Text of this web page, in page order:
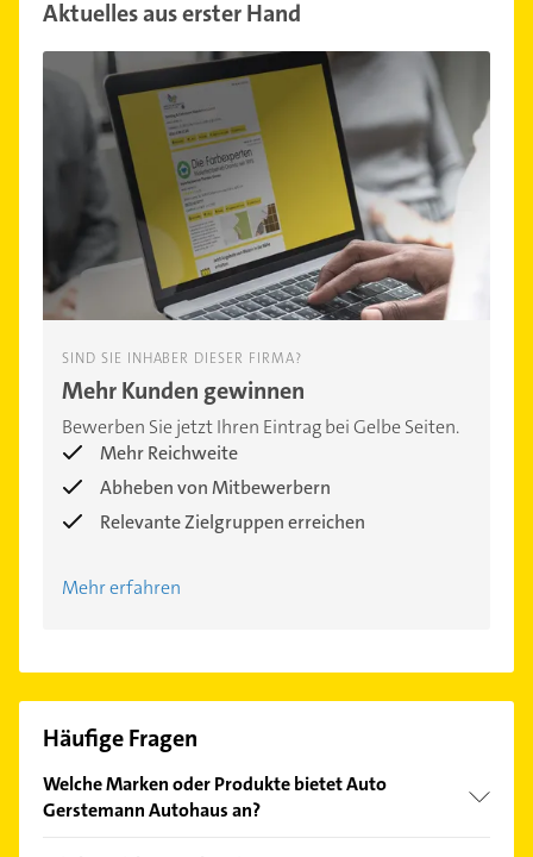
Aktuelles aus erster Hand
SIND SIE INHABER DIESER FIRMA?
Mehr Kunden gewinnen
Bewerben Sie jetzt Ihren Eintrag bei Gelbe Seiten.
Mehr Reichweite
Abheben von Mitbewerbern
Relevante Zielgruppen erreichen
Mehr erfahren
Häufige Fragen
Welche Marken oder Produkte bietet Auto
Gerstemann Autohaus an?